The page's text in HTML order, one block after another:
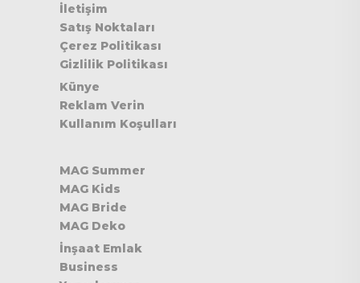
İletişim
Satış Noktaları
Çerez Politikası
Gizlilik Politikası
Künye
Reklam Verin
Kullanım Koşulları
MAG Summer
MAG Kids
MAG Bride
MAG Deko
İnşaat Emlak
Business